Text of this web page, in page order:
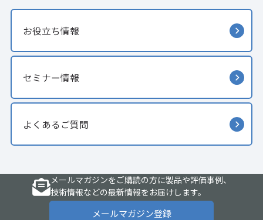
お役立ち情報
セミナー情報
よくあるご質問
メールマガジンをご購読の方に製品や評価事例、
技術情報などの最新情報をお届けします。
メールマガジン登録